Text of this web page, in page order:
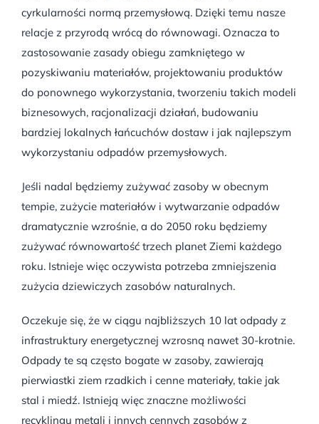
cyrkularności normą przemysłową. Dzięki temu nasze
relacje z przyrodą wrócą do równowagi. Oznacza to
zastosowanie zasady obiegu zamkniętego w
pozyskiwaniu materiałów, projektowaniu produktów
do ponownego wykorzystania, tworzeniu takich modeli
biznesowych, racjonalizacji działań, budowaniu
bardziej lokalnych łańcuchów dostaw i jak najlepszym
wykorzystaniu odpadów przemysłowych.
Jeśli nadal będziemy zużywać zasoby w obecnym
tempie, zużycie materiałów i wytwarzanie odpadów
dramatycznie wzrośnie, a do 2050 roku będziemy
zużywać równowartość trzech planet Ziemi każdego
roku. Istnieje więc oczywista potrzeba zmniejszenia
zużycia dziewiczych zasobów naturalnych.
Oczekuje się, że w ciągu najbliższych 10 lat odpady z
infrastruktury energetycznej wzrosną nawet 30-krotnie.
Odpady te są często bogate w zasoby, zawierają
pierwiastki ziem rzadkich i cenne materiały, takie jak
stal i miedź. Istnieją więc znaczne możliwości
recyklingu metali i innych cennych zasobów z